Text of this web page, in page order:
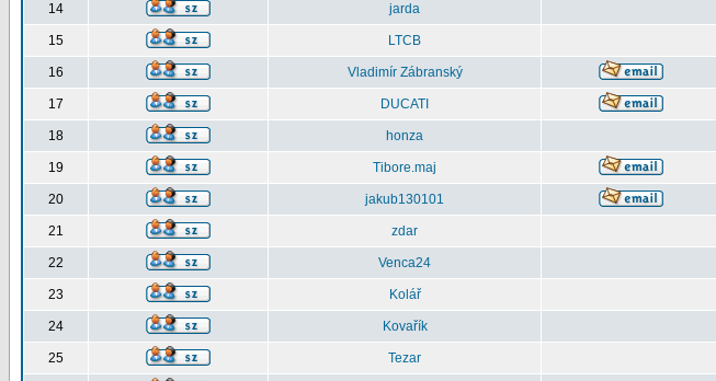
14 jarda
15 LTCB
16 Vladimír Zábranský
17 DUCATI
18 honza
19 Tibore.maj
20 jakub130101
21 zdar
22 Venca24
23 Kolář
24 Kovařík
25 Tezar